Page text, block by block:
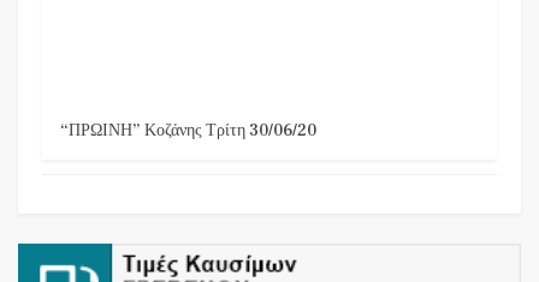
“ΠΡΩΙΝΗ” Κοζάνης Τρίτη 30/06/20